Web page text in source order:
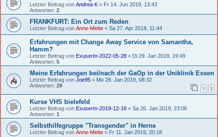
Letzter Beitrag von Andrea K « Fr 14. Jun 2019, 13:43
Antworten: 2
FRANKFURT: Ein Ort zum Reden
Letzter Beitrag von Anne-Mette « Sa 27. Apr 2019, 11:44
Erfahrungen mit Change Away Service von Samantha,
Hamm?
Letzter Beitrag von ExuserIn-2022-05-28 « Di 29. Jan 2019, 19:49
Antworten: 5
Meine Erfahrungen bei/nach der GaOp in der Uniklinik Essen
Letzter Beitrag von Joe95 « Mo 28. Jan 2019, 08:32
Antworten: 29 1 2
Kurse VHS bielefeld
Letzter Beitrag von ExuserIn-2019-12-18 « Sa 26. Jan 2019, 23:08
Antworten: 1
Selbsthilfegruppe "Transgender" in Herne
Letzter Beitrag von Anne-Mette « Fr 11. Jan 2019, 20:18